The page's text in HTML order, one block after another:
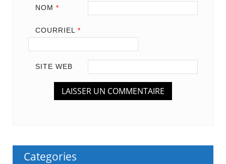
NOM *
COURRIEL *
SITE WEB
Categories